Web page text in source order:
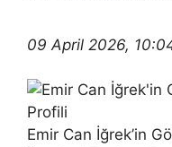
09 April 2026,
Emir Can İğrek’in